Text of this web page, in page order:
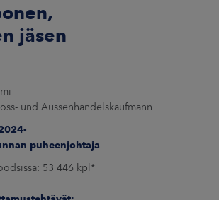
jäsen
und Aussenhandelskaufmann
puheenjohtaja
53 446 kpl*